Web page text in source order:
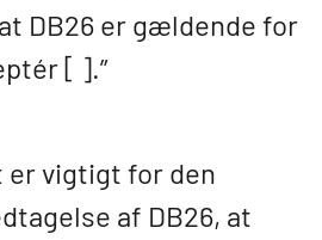
DB26 er gældende for
[ ].”
vigtigt for den
af DB26, at